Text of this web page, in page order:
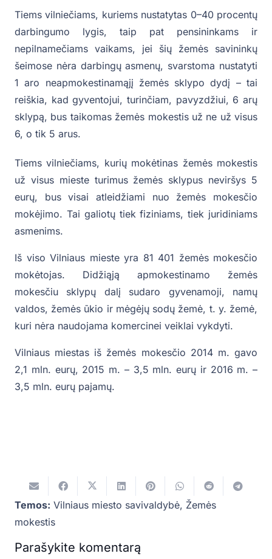
Tiems vilniečiams, kuriems nustatytas 0–40 procentų
darbingumo lygis, taip pat pensininkams ir
nepilnamečiams vaikams, jei šių žemės savininkų
šeimose nėra darbingų asmenų, svarstoma nustatyti
1 aro neapmokestinamąjį žemės sklypo dydį – tai
reiškia, kad gyventojui, turinčiam, pavyzdžiui, 6 arų
sklypą, bus taikomas žemės mokestis už ne už visus
6, o tik 5 arus.
Tiems vilniečiams, kurių mokėtinas žemės mokestis
už visus mieste turimus žemės sklypus neviršys 5
eurų, bus visai atleidžiami nuo žemės mokesčio
mokėjimo. Tai galiotų tiek fiziniams, tiek juridiniams
asmenims.
Iš viso Vilniaus mieste yra 81 401 žemės mokesčio
mokėtojas. Didžiąją apmokestinamo žemės
mokesčiu sklypų dalį sudaro gyvenamoji, namų
valdos, žemės ūkio ir mėgėjų sodų žemė, t. y. žemė,
kuri nėra naudojama komercinei veiklai vykdyti.
Vilniaus miestas iš žemės mokesčio 2014 m. gavo
2,1 mln. eurų, 2015 m. – 3,5 mln. eurų ir 2016 m. –
3,5 mln. eurų pajamų.
Temos: Vilniaus miesto savivaldybė, Žemės
mokestis
Parašykite komentarą